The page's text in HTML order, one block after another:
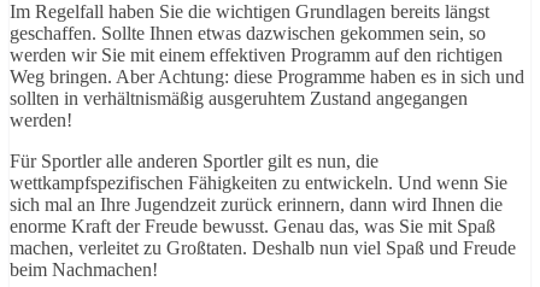
Im Regelfall haben Sie die wichtigen Grundlagen bereits längst
geschaffen. Sollte Ihnen etwas dazwischen gekommen sein, so
werden wir Sie mit einem effektiven Programm auf den richtigen
Weg bringen. Aber Achtung: diese Programme haben es in sich und
sollten in verhältnismäßig ausgeruhtem Zustand angegangen
werden!
Für Sportler alle anderen Sportler gilt es nun, die
wettkampfspezifischen Fähigkeiten zu entwickeln. Und wenn Sie
sich mal an Ihre Jugendzeit zurück erinnern, dann wird Ihnen die
enorme Kraft der Freude bewusst. Genau das, was Sie mit Spaß
machen, verleitet zu Großtaten. Deshalb nun viel Spaß und Freude
beim Nachmachen!